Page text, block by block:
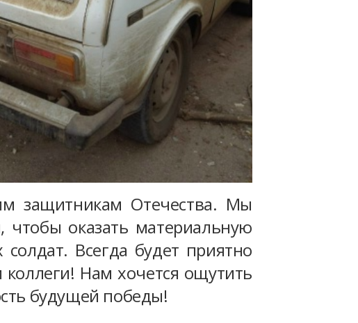
защитникам Отечества. Мы
чтобы оказать материальную
Всегда будет приятно
коллеги! Нам хочется ощутить
будущей победы!